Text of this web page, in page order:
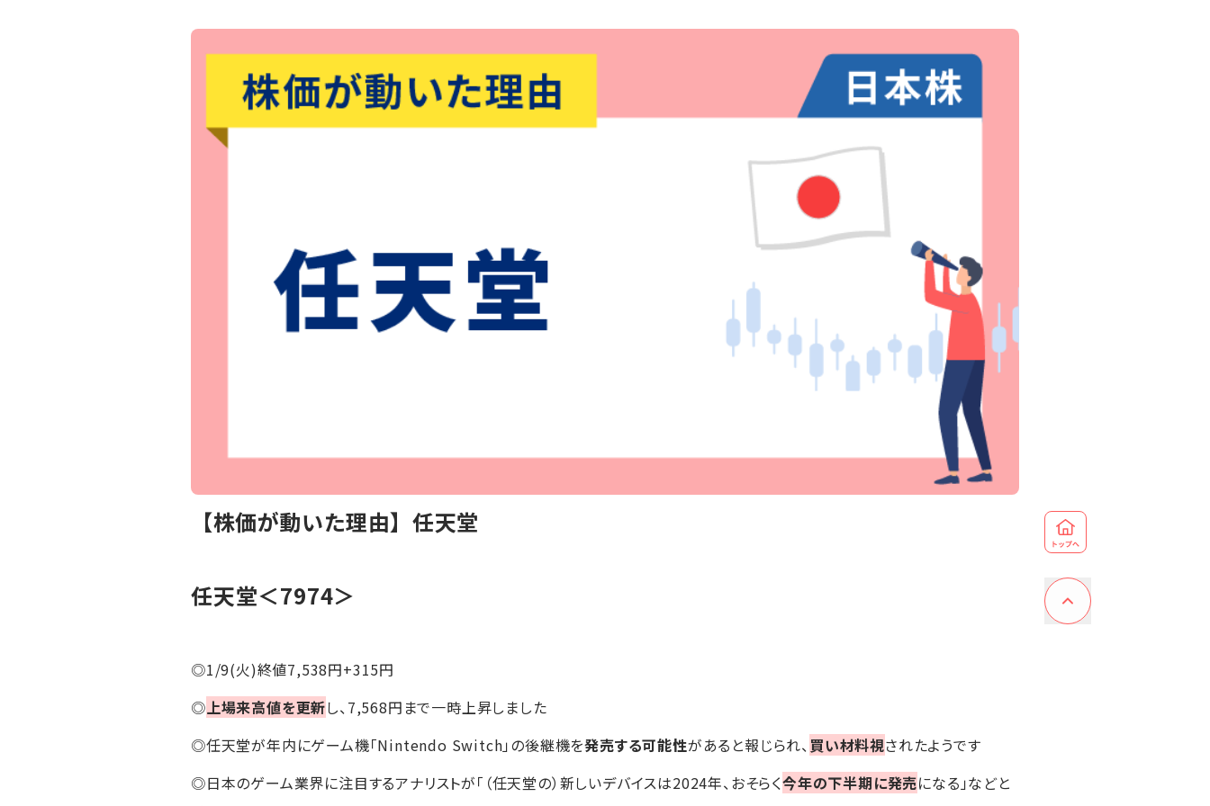
【株価が動いた理由】任天堂
任天堂＜7974＞
◎1/9(火)終値7,538円+315円
◎ 上場来高値を更新し、7,568円まで一時上昇しました
◎任天堂が年内にゲーム機「Nintendo Switch」の後継機を発売する可能性があると報じられ、 買い材料視されたようです
◎日本のゲーム業界に注目するアナリストが「（任天堂の）新しいデバイスは2024年、おそらく今年の下半期に発売になる」などと